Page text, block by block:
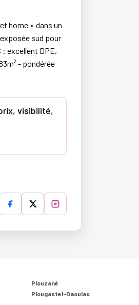
home » dans un
sud pour
: excellent DPE,
- pondérée
visibilité,
Plouzané
Plougastel-Daoulas